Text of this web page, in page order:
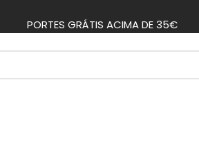
PORTES GRÁTIS ACIMA DE 35€